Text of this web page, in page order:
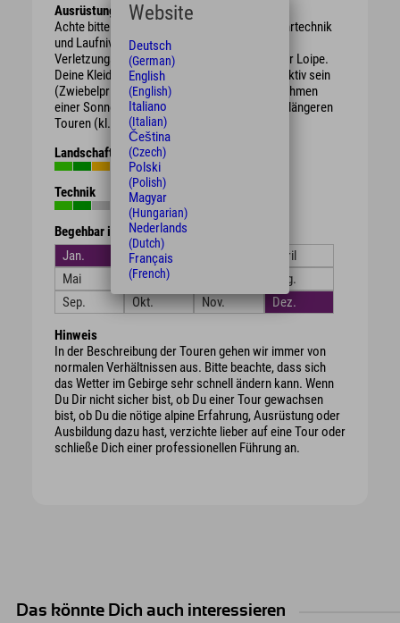
Ausrüstung
Achte bitte darauf Deine Ausrüstung nach Fahrtechnik
und Laufniveau zu wählen, dies senkt das
Verletzungsrisiko und erhöht den Spaß auf der Loipe.
Deine Kleidung sollte winddicht und atmungsaktiv sein
(Zwiebelprinzip). Wir empfehlen Dir das Mitnehmen
einer Sonnenbrille, genauso wie Getränke bei längeren
Touren (kl. Rucksack, oder Trinkgürtel).
Landschaft
Technik
Begehbar in den Monaten
Jan.
Feb.
April
Mai
Juni
Aug.
Sep.
Okt. Nov. Dez.
Hinweis
In der Beschreibung der Touren gehen wir immer von
normalen Verhältnissen aus. Bitte beachte, dass sich
das Wetter im Gebirge sehr schnell ändern kann. Wenn
Du Dir nicht sicher bist, ob Du einer Tour gewachsen
bist, ob Du die nötige alpine Erfahrung, Ausrüstung oder
Ausbildung dazu hast, verzichte lieber auf eine Tour oder
schließe Dich einer professionellen Führung an.
Das könnte Dich auch interessieren
Website
Deutsch
(German)
English
(English)
Italiano
(Italian)
Čeština
(Czech)
Polski
(Polish)
Magyar
(Hungarian)
Nederlands
(Dutch)
Français
(French)